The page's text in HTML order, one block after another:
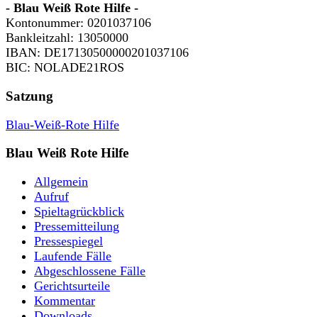
- Blau Weiß Rote Hilfe -
Kontonummer: 0201037106
Bankleitzahl: 13050000
IBAN: DE17130500000201037106
BIC: NOLADE21ROS
Satzung
Blau-Weiß-Rote Hilfe
Blau Weiß Rote Hilfe
Allgemein
Aufruf
Spieltagrückblick
Pressemitteilung
Pressespiegel
Laufende Fälle
Abgeschlossene Fälle
Gerichtsurteile
Kommentar